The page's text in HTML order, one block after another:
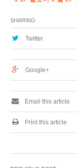
1 층 플로어 전체 12
쇼핑을 소개합니다!
SHARING
Twitter
Google+
Email this article
Print this article